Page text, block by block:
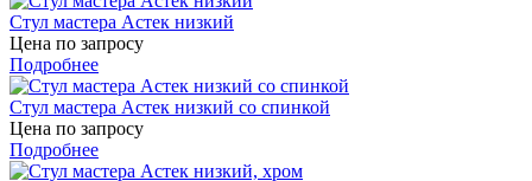
Стул мастера Астек низкий
Цена по запросу
Подробнее
Стул мастера Астек низкий со спинкой
Цена по запросу
Подробнее